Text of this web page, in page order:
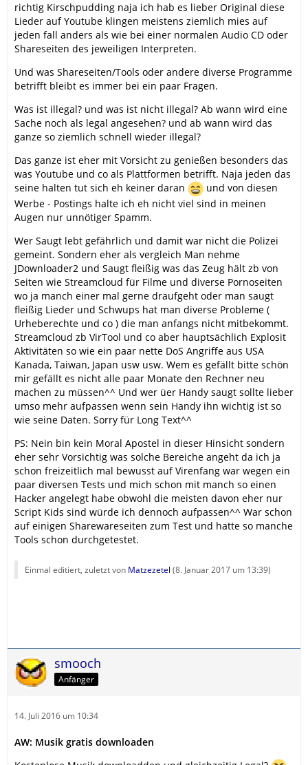
richtig Kirschpudding naja ich hab es lieber Original diese
Lieder auf Youtube klingen meistens ziemlich mies auf
jeden fall anders als wie bei einer normalen Audio CD oder
Shareseiten des jeweiligen Interpreten.
Und was Shareseiten/Tools oder andere diverse Programme
betrifft bleibt es immer bei ein paar Fragen.
Was ist illegal? und was ist nicht illegal? Ab wann wird eine
Sache noch als legal angesehen? und ab wann wird das
ganze so ziemlich schnell wieder illegal?
Das ganze ist eher mit Vorsicht zu genießen besonders das
was Youtube und co als Plattformen betrifft. Naja jeden das
seine halten tut sich eh keiner daran
und von diesen
Werbe - Postings halte ich eh nicht viel sind in meinen
Augen nur unnötiger Spamm.
Wer Saugt lebt gefährlich und damit war nicht die Polizei
gemeint. Sondern eher als vergleich Man nehme
JDownloader2 und Saugt fleißig was das Zeug hält zb von
Seiten wie Streamcloud für Filme und diverse Pornoseiten
wo ja manch einer mal gerne draufgeht oder man saugt
fleißig Lieder und Schwups hat man diverse Probleme (
Urheberechte und co ) die man anfangs nicht mitbekommt.
Streamcloud zb VirTool und co aber hauptsächlich Explosit
Aktivitäten so wie ein paar nette DoS Angriffe aus USA
Kanada, Taiwan, Japan usw usw. Wem es gefällt bitte schön
mir gefällt es nicht alle paar Monate den Rechner neu
machen zu müssen^^ Und wer üer Handy saugt sollte lieber
umso mehr aufpassen wenn sein Handy ihn wichtig ist so
wie seine Daten. Sorry für Long Text^^
PS: Nein bin kein Moral Apostel in dieser Hinsicht sondern
eher sehr Vorsichtig was solche Bereiche angeht da ich ja
schon freizeitlich mal bewusst auf Virenfang war wegen ein
paar diversen Tests und mich schon mit manch so einen
Hacker angelegt habe obwohl die meisten davon eher nur
Script Kids sind würde ich dennoch aufpassen^^ War schon
auf einigen Sharewareseiten zum Test und hatte so manche
Tools schon durchgetestet.
Einmal editiert, zuletzt von Matzezetel (8. Januar 2017 um 13:39)
smooch
Anfänger
14. Juli 2016 um 10:34
AW: Musik gratis downloaden